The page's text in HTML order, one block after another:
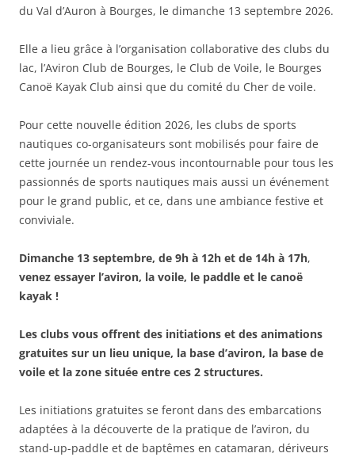
du Val d’Auron à Bourges, le dimanche 13 septembre 2026.
Elle a lieu grâce à l’organisation collaborative des clubs du
lac, l’Aviron Club de Bourges, le Club de Voile, le Bourges
Canoë Kayak Club ainsi que du comité du Cher de voile.
Pour cette nouvelle édition 2026, les clubs de sports
nautiques co-organisateurs sont mobilisés pour faire de
cette journée un rendez-vous incontournable pour tous les
passionnés de sports nautiques mais aussi un événement
pour le grand public, et ce, dans une ambiance festive et
conviviale.
Dimanche 13 septembre, de 9h à 12h et de 14h à 17h,
venez essayer l’aviron, la voile, le paddle et le canoë
kayak !
Les clubs vous offrent des initiations et des animations
gratuites sur un lieu unique, la base d’aviron, la base de
voile et la zone située entre ces 2 structures.
Les initiations gratuites se feront dans des embarcations
adaptées à la découverte de la pratique de l’aviron, du
stand-up-paddle et de baptêmes en catamaran, dériveurs